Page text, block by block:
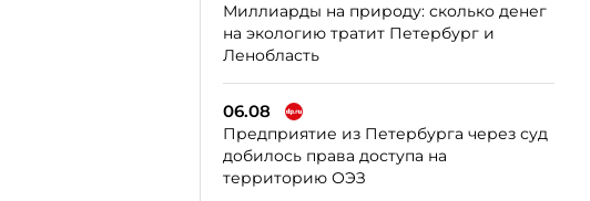
Миллиарды на природу: сколько денег
на экологию тратит Петербург и
Ленобласть
06.08
Предприятие из Петербурга через суд
добилось права доступа на
территорию ОЭЗ